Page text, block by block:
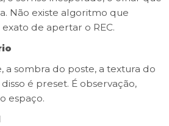
Não existe algoritmo que
de apertar o REC.
a sombra do poste, a textura do
é preset. É observação,
espaço.